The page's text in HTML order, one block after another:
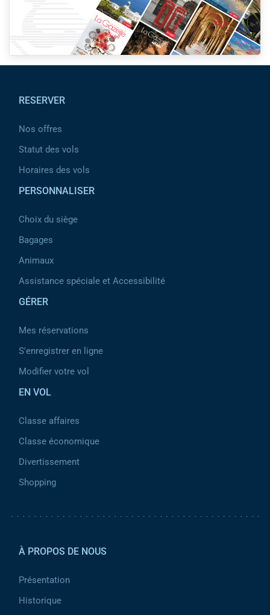
RESERVER
Nos offres
Statut des vols
Horaires des vols
PERSONNALISER
Choix du siège
Bagages
Animaux
Assistance spéciale et Accessibilité
GÉRER
Mes réservations
S'enregistrer en ligne
Modifier votre vol
EN VOL
Classe affaires
Classe économique
Divertissement
Shopping
À PROPOS DE NOUS
Présentation
Historique